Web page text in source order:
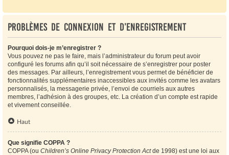
Problèmes de connexion et d’enregistrement
Pourquoi dois-je m’enregistrer ?
Vous pouvez ne pas le faire, mais l’administrateur du forum peut avoir
configuré les forums afin qu’il soit nécessaire de s’enregistrer pour poster
des messages. Par ailleurs, l’enregistrement vous permet de bénéficier de
fonctionnalités supplémentaires inaccessibles aux invités comme les avatars
personnalisés, la messagerie privée, l’envoi de courriels aux autres
membres, l’adhésion à des groupes, etc. La création d’un compte est rapide
et vivement conseillée.
Haut
Que signifie COPPA ?
COPPA (ou Children’s Online Privacy Protection Actde 1998) est une loi aux